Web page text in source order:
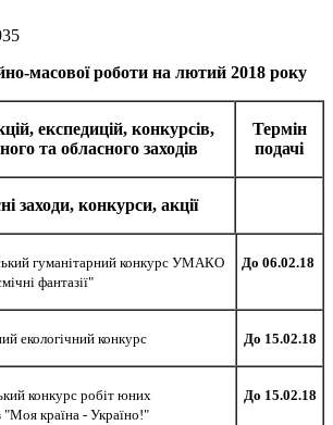
масової роботи на лютий 2018 року
експедицій, конкурсів,
та обласного заходів
Термін
подачі
заходи, конкурси, акції
гуманітарний конкурс УМАКО
фантазії"
До 06.02.18
екологічний конкурс До 15.02.18
конкурс робіт юних
"Моя країна - Україно!"
До 15.02.18